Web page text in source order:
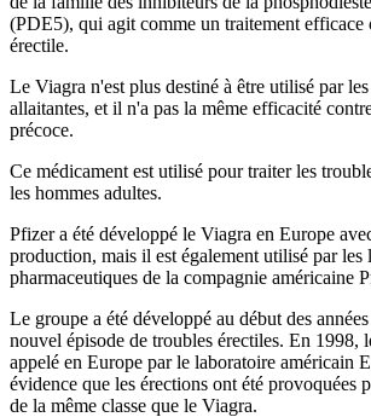
(PDE5), qui agit comme un traitement efficace
érectile.
Le Viagra n'est plus destiné à être utilisé par
allaitantes, et il n'a pas la même efficacité
précoce.
Ce médicament est utilisé pour traiter les
les hommes adultes.
Pfizer a été développé le Viagra en Europe
production, mais il est également utilisé par les
pharmaceutiques de la compagnie américaine
Le groupe a été développé au début des
nouvel épisode de troubles érectiles. En 1998,
appelé en Europe par le laboratoire américain
évidence que les érections ont été provoquées
de la même classe que le Viagra.